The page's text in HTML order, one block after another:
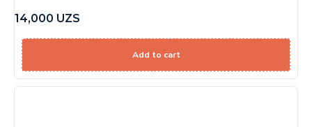
14,000 UZS
Add to cart